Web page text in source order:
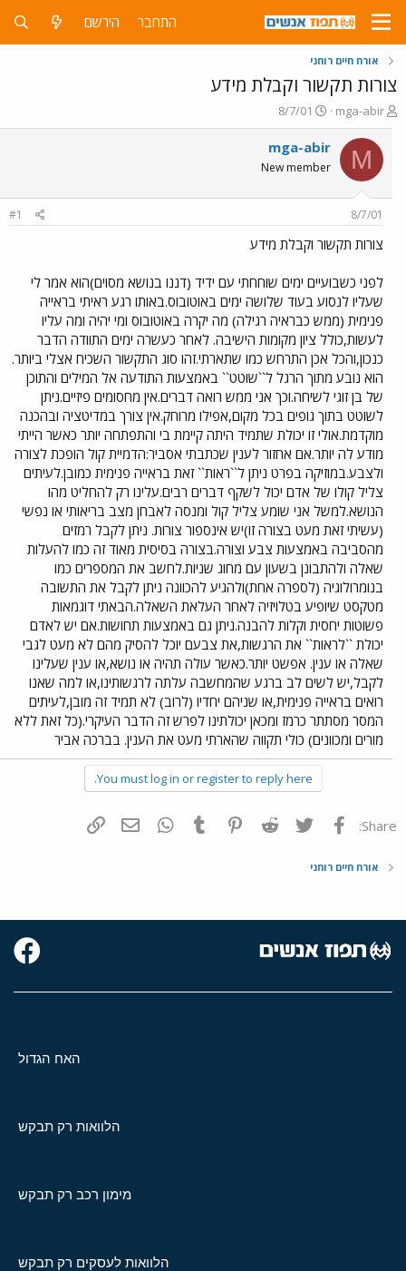
התחבר הירשם
אורח חיים רוחני
צורות תקשור וקבלת מידע
פ
ו
ת
ח
ה
ש
א
mga-abir
פ
ו
ר
ם
ר
8/7/01
M
mga-abir
New member
8/7/01
#1
צורות תקשור וקבלת מידע
לפני כשבועיים ימים שוחחתי עם ידיד (דננו בנושא מסוים)הוא אמר לי
שעליו לנסוע בעוד שלושה ימים באוטובוס.באותו רגע ראיתי בראייה
פנימית (ממש כבראיה רגילה) מה יקרה באוטובוס ומי יהיה ומה עליו
לעשות,כולל ציון מקומות הישיבה. לאחר כעשרה ימים התוודה הדבר
כנכון,והכל אכן התרחש כמו שתארתי.זהו סוג התקשור השכיח אצלי ביותר.
הוא נובע מתוך הרגל ל``שוטט`` באמצעות התודעה אל המילים והתוכן
של בן זוגי לשיחה.וכך אני ממש רואה דברים.אין מחסומים פיזיים.ניתן
לשוטט בתוך גופים בכל מקום,אפילו מרוחק.אין צורך במדיטציה ובהכנה
מוקדמת.אולי זו יכולת שתמיד היתה קיימת בי והתפתחה יותר כאשר הייתי
מודע לה יותר.אם אחזור לענין שכתבתי אסביר:הדמיית קול הופכת לצורה
ולצבע.במוזיקה בפרט ניתן ל``ראות`` זאת בראייה פנימית כמובן.לעיתים
צליל קולו של אדם יכול לשקף דברים רבים.עלינו רק להחליט מהו
הנושא.למשל אני שומע צליל קול ומנסה לאבחן מצב בריאותי או נפשי
(עשיתי זאת מעט בצורה זו)יש אינספור צורות. ניתן לקבל רמזים
מהסביבה באמצעות צבע וצורה.בצורה בסיסית מאוד זה כמו להעלות
שאלה ולהתבונן בשעון עם מחוג שניות.לחשב את המספרים כמו
בנומרולוגיה (לספרה אחת)ולהגיע להכוונה ניתן לקבל את התשובה
מטקסט שיופיע בטלויזיה לאחר העלאת השאלה.הבאתי דוגמאות
פשוטות יחסית וקלות להבנה.ניתן גם באמצעות תחושות.אם יש לאדם
יכולת ``לראות`` את הרגשות,את צבעם יוכל להסיק מהם לא מעט לגבי
שאלה או ענין. אפשט יותר.כאשר עולה תהיה או נושא,או ענין שעלינו
לקבל,יש לשים לב ברגע שהמחשבה עלתה לרגשותינו,או למה שאנו
רואים בראייה פנימית,או שניהם יחדיו (לרוב) לא תמיד זה מובן,לעיתים
המסר מסתתר כרמז ומכאן יכולתינו לפרש זה הדבר העיקרי.(כל זאת ללא
מורים ומכוונים) כולי תקווה שהארתי מעט את הענין. בברכה אביר
You must log in or register to reply here.
Share: פייסבוק Twitter
Reddit
Pinterest
Tumblr
WhatsAppדואר אלקטרוני
אורח חיים רוחני
האח הגדול
הלוואות רק תבקש
מימון רכב רק תבקש
הלוואות לעסקים רק תבקש